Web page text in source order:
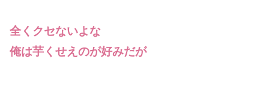
全くクセないよな
俺は芋くせえのが好みだが